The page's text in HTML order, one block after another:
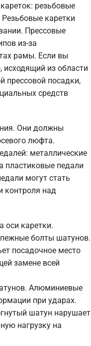
резьбовые
каретки
Прессовые
из-за
рамы. Если вы
из области
прессовой посадки,
средств
Они должны
люфта.
металлические
педали
могут стать
контроля над
каретки.
болты шатунов.
посадочное место
замене всей
Алюминиевые
при ударах.
шатун нарушает
нагрузку на